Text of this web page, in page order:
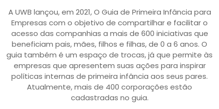
A UWB lançou, em 2021, O Guia de Primeira Infância para
Empresas com o objetivo de compartilhar e facilitar o
acesso das companhias a mais de 600 iniciativas que
beneficiam pais, mães, filhos e filhas, de 0 a 6 anos. O
guia também é um espaço de trocas, já que permite às
empresas que apresentem suas ações para inspirar
políticas internas de primeira infância aos seus pares.
Atualmente, mais de 400 corporações estão
cadastradas no guia.